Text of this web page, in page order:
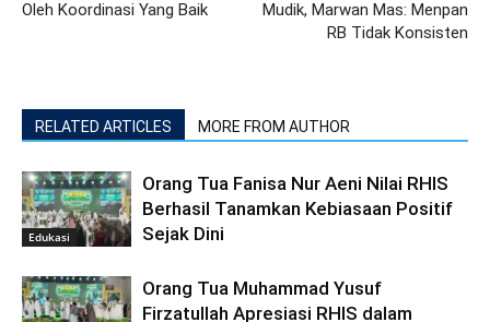
Oleh Koordinasi Yang Baik
Mudik, Marwan Mas: Menpan
RB Tidak Konsisten
RELATED ARTICLES MORE FROM AUTHOR
Edukasi
Orang Tua Fanisa Nur Aeni Nilai RHIS
Berhasil Tanamkan Kebiasaan Positif
Sejak Dini
Orang Tua Muhammad Yusuf
Firzatullah Apresiasi RHIS dalam